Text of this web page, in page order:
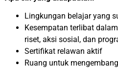
Lingkungan belajar yang
Kesempatan terlibat
riset, aksi sosial, dan
Sertifikat relawan aktif
Ruang untuk